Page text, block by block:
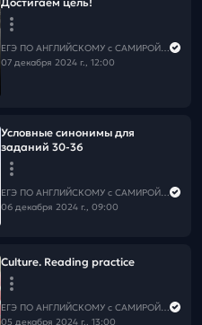
ЕГЭ ПО АНГЛИЙСКОМУ с САМИРОЙ COOLешовой
07 декабря 2024 г., 12:00
Условные синонимы для
заданий 30-36
ЕГЭ ПО АНГЛИЙСКОМУ с САМИРОЙ COOLешовой
06 декабря 2024 г., 09:00
Culture. Reading practice
ЕГЭ ПО АНГЛИЙСКОМУ с САМИРОЙ COOLешовой
05 декабря 2024 г., 13:00